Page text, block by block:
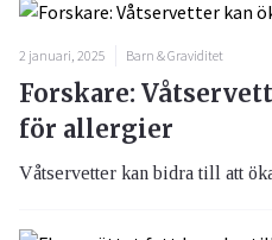
2 januari, 2025 Barn & Graviditet
Forskare:
för allergier
Våtservetter kan bidra till att